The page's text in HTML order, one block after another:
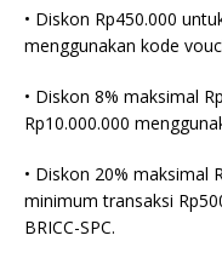
• Diskon Rp450.000
menggunakan kode
• Diskon 8% maksimal
Rp10.000.000
• Diskon 20% maksimal
minimum transaksi
BRICC-SPC.